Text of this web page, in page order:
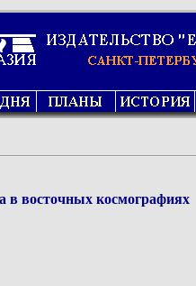
в восточных космографиях